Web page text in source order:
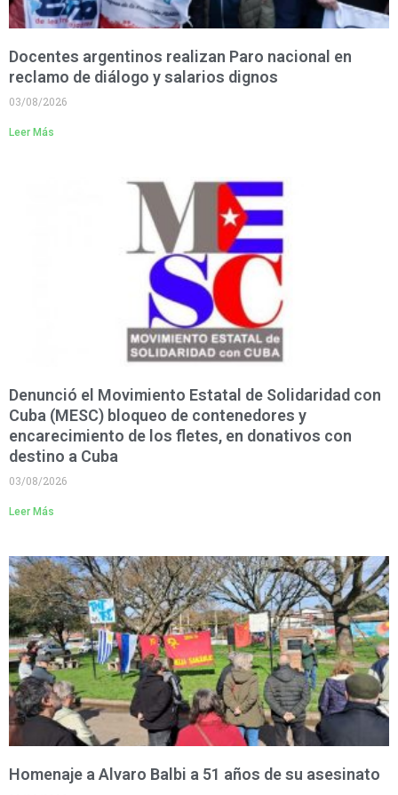
Docentes argentinos realizan Paro nacional en
reclamo de diálogo y salarios dignos
03/08/2026
Leer Más
Denunció el Movimiento Estatal de Solidaridad con
Cuba (MESC) bloqueo de contenedores y
encarecimiento de los fletes, en donativos con
destino a Cuba
03/08/2026
Leer Más
Homenaje a Alvaro Balbi a 51 años de su asesinato